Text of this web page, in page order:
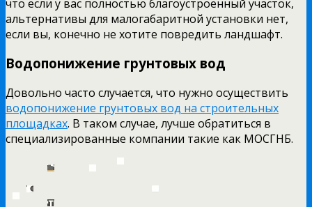
что если у вас полностью благоустроенный участок,
альтернативы для малогабаритной установки нет,
если вы, конечно не хотите повредить ландшафт.
Водопонижение грунтовых вод
Довольно часто случается, что нужно осуществить
водопонижение грунтовых вод на строительных
площадках. В таком случае, лучше обратиться в
специализированные компании такие как МОСГНБ.